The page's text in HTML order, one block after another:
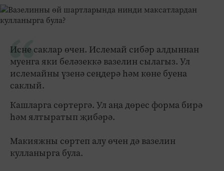
Исне саклар өчен. Ислемай сибәр алдыннан
муенга яки беләзеккә вазелин сылагыз. Ул
ислемайны үзенә сеңдерә һәм көне буена
саклый.
Кашларга сөртергә. Ул аңа дөрес форма бирә
һәм ялтыратып җибәрә.
Макияжны сөртеп алу өчен дә вазелин
кулланырга була.